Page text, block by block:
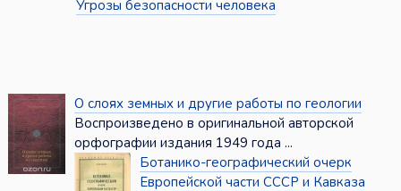
Угрозы безопасности человека
О слоях земных и другие работы по геологии
Воспроизведено в оригинальной авторской
орфографии издания 1949 года ...
Ботанико-географический очерк
Европейской части СССР и Кавказа